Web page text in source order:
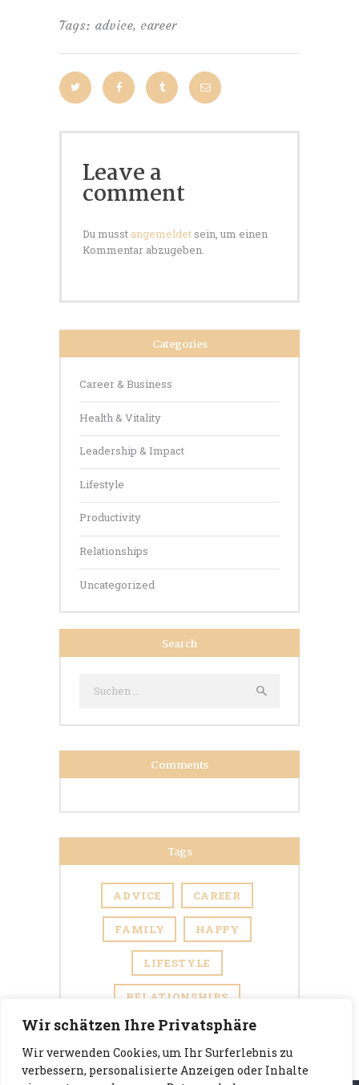
Wir schätzen Ihre Privatsphäre
Wir verwenden Cookies, um Ihr Surferlebnis zu
verbessern, personalisierte Anzeigen oder Inhalte
Tags: advice, career
Leave a
comment
Du musst angemeldetsein, um einen
Kommentar abzugeben.
Categories
Career & Business
Health & Vitality
Leadership & Impact
Lifestyle
Productivity
Relationships
Uncategorized
Search
nach:
Comments
Tags
ADVICE CAREER
FAMILY HAPPY
LIFESTYLE
RELATIONSHIPS